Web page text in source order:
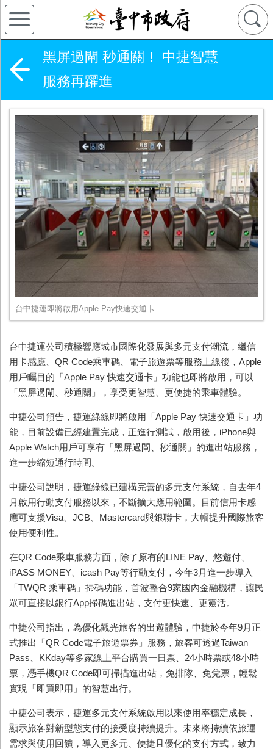
黑屏過閘 秒通關！ 中捷智慧
服務再躍進
台中捷運即將啟用Apple Pay快速交通卡
台中捷運公司積極響應城市國際化發展與多元支付潮流，繼信
用卡感應、QR Code乘車碼、電子旅遊票等服務上線後，Apple
用戶矚目的「Apple Pay 快速交通卡」功能也即將啟用，可以
「黑屏過閘、秒通關」，享受更智慧、更便捷的乘車體驗。
中捷公司預告，捷運綠線即將啟用「Apple Pay 快速交通卡」功
能，目前設備已經建置完成，正進行測試，啟用後，iPhone與
Apple Watch用戶可享有「黑屏過閘、秒通關」的進出站服務，
進一步縮短通行時間。
中捷公司說明，捷運綠線已建構完善的多元支付系統，自去年4
月啟用行動支付服務以來，不斷擴大應用範圍。目前信用卡感
應可支援Visa、JCB、Mastercard與銀聯卡，大幅提升國際旅客
使用便利性。
在QR Code乘車服務方面，除了原有的LINE Pay、悠遊付、
iPASS MONEY、icash Pay等行動支付，今年3月進一步導入
「TWQR 乘車碼」掃碼功能，首波整合9家國內金融機構，讓民
眾可直接以銀行App掃碼進出站，支付更快速、更靈活。
中捷公司指出，為優化觀光旅客的出遊體驗，中捷於今年9月正
式推出「QR Code電子旅遊票券」服務，旅客可透過Taiwan
Pass、KKday等多家線上平台購買一日票、24小時票或48小時
票，憑手機QR Code即可掃描進出站，免排隊、免兌票，輕鬆
實現「即買即用」的智慧出行。
中捷公司表示，捷運多元支付系統啟用以來使用率穩定成長，
顯示旅客對新型態支付的接受度持續提升。未來將持續依旅運
需求與使用回饋，導入更多元、便捷且優化的支付方式，致力